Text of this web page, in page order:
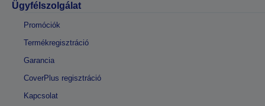
Ügyfélszolgálat
Promóciók
Termékregisztráció
Garancia
CoverPlus regisztráció
Kapcsolat